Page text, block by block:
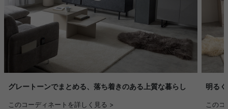
グレートーンでまとめる、落ち着きのある上質な暮らし
このコーディネートを詳しく見る >
明る
この